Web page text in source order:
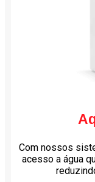
Com nossos
acesso a água